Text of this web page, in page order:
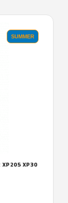
SUMMER
XP205 XP30